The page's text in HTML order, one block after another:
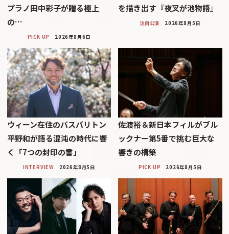
プラノ田中彩子が贈る極上
の…
PICK UP 2026年8月6日
を描き出す『夜叉が池物語』
注目公演 2026年8月5日
ウィーン在住のバスバリトン
平野和が語る混沌の時代に響
く「7つの封印の書」
INTERVIEW 2026年8月5日
佐渡裕＆新日本フィルがブル
ックナー第5番で挑む巨大な
響きの構築
PICK UP 2026年8月5日